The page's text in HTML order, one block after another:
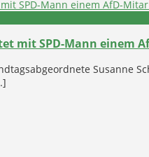
mit SPD-Mann einem
Susanne